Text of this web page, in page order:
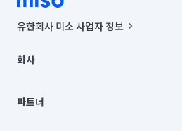
유한회사 미소 사업자 정보
00019 |
주소 | 본사: 서울특별시 종로구 율곡로 6(
컨택센터 : 서울특별시 종로구 수송동 율곡
회사
채용
파트너